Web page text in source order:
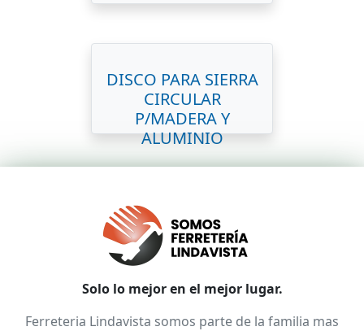
DISCO PARA SIERRA
CIRCULAR
P/MADERA Y
ALUMINIO
Solo lo mejor en el mejor lugar.
Ferreteria Lindavista somos parte de la familia mas